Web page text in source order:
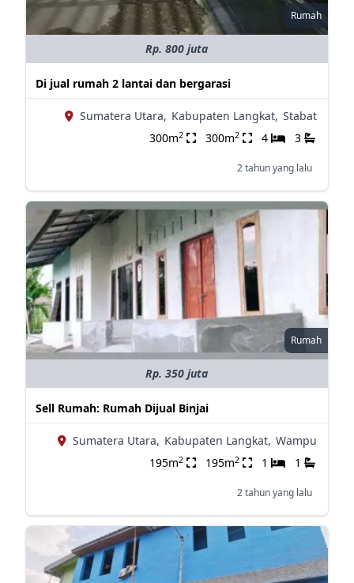
Rumah
Rp. 800 juta
Di jual rumah 2 lantai dan bergarasi
Sumatera Utara, Kabupaten Langkat, Stabat
300m2 300m2 4 3
2 tahun yang lalu
Rumah
Rp. 350 juta
Sell Rumah: Rumah Dijual Binjai
Sumatera Utara, Kabupaten Langkat, Wampu
195m2 195m2 1 1
2 tahun yang lalu